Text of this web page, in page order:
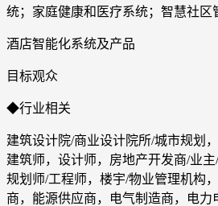
统；家庭健康和医疗系统；智慧社区
酒店智能化系统及产品
目标观众
◆行业相关
建筑设计院/商业设计院所/城市规划
建筑师，设计师，房地产开发商/业主
规划师/工程师，楼宇/物业管理机构
商，能源供应商，电气制造商，电力